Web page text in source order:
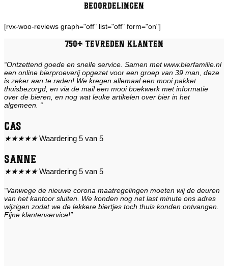
Beoordelingen
[rvx-woo-reviews graph="off" list="off" form="on"]
750+ tevreden klanten
“Ontzettend goede en snelle service. Samen met www.bierfamilie.nl
een online bierproeverij opgezet voor een groep van 39 man, deze
is zeker aan te raden! We kregen allemaal een mooi pakket
thuisbezorgd, en via de mail een mooi boekwerk met informatie
over de bieren, en nog wat leuke artikelen over bier in het
algemeen. “
Cas
★★★★★ Waardering 5 van 5
Sanne
★★★★★ Waardering 5 van 5
“Vanwege de nieuwe corona maatregelingen moeten wij de deuren
van het kantoor sluiten. We konden nog net last minute ons adres
wijzigen zodat we de lekkere biertjes toch thuis konden ontvangen.
Fijne klantenservice!”